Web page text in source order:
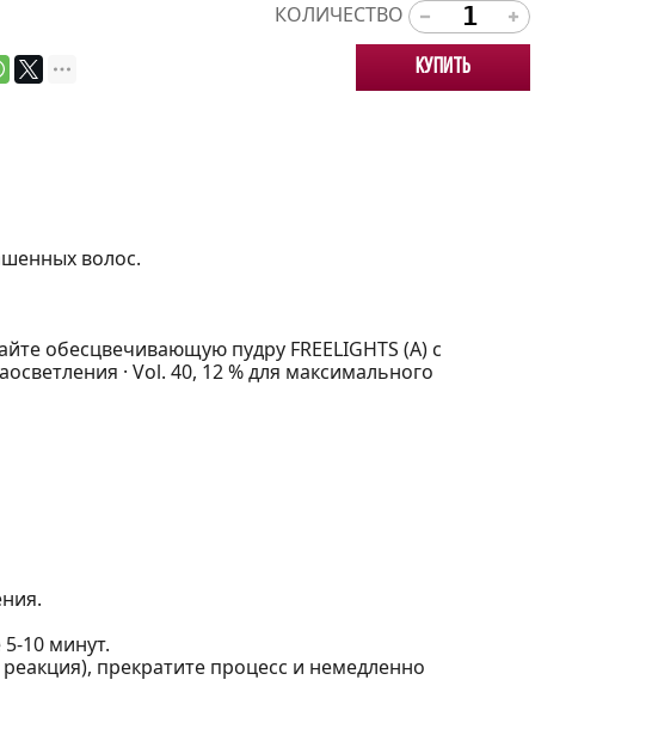
КОЛИЧЕСТВО
Купить
волос.
обесцвечивающую пудру FREELIGHTS (A) с
· Vol. 40, 12 % для максимального
10 минут.
прекратите процесс и немедленно